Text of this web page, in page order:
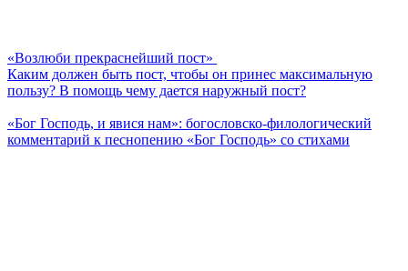
«Возлюби прекраснейший пост»
Каким должен быть пост, чтобы он принес максимальную
пользу? В помощь чему дается наружный пост?
«Бог Господь, и явися нам»: богословско-филологический
комментарий к песнопению «Бог Господь» со стихами